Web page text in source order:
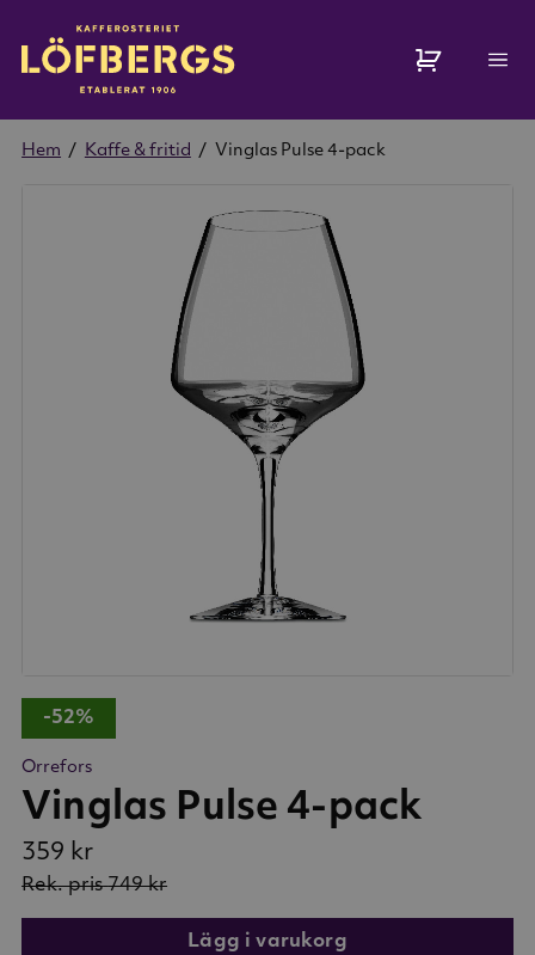
Hem / Kaffe & fritid / Vinglas Pulse 4-pack
-52%
Orrefors
Vinglas Pulse 4-pack
359 kr
Rek. pris 749 kr
Lägg i varukorg